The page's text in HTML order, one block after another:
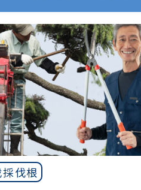
採伐根